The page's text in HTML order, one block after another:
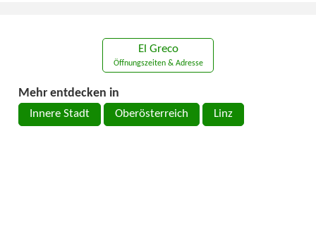
El Greco
Öffnungszeiten & Adresse
Mehr entdecken in
Innere Stadt Oberösterreich Linz